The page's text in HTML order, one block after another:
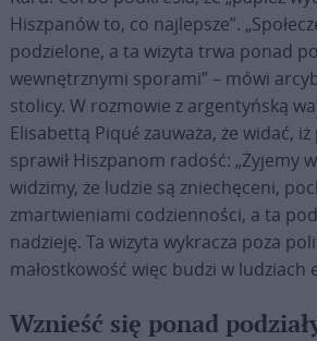
Hiszpanów to, co najlepsze”.
podzielone, a ta wizyta trwa ponad
wewnętrznymi sporami” – mówi
stolicy. W rozmowie z argentyńską
Elisabettą Piqué zauważa, że widać,
sprawił Hiszpanom radość: „Żyjemy
widzimy, że ludzie są zniechęceni,
zmartwieniami codzienności, a ta
nadzieję. Ta wizyta wykracza poza
małostkowość więc budzi w ludziach
Wznieść się ponad